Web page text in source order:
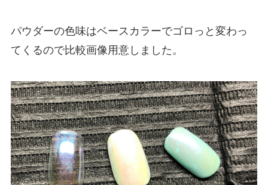
パウダーの色味はベースカラーでゴロっと変わっ
てくるので比較画像用意しました。